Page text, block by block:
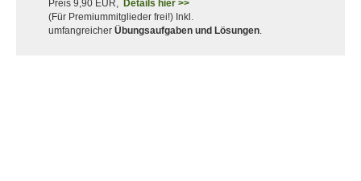
Preis 9,90 EUR, Details hier >>
(Für Premiummitglieder frei!) Inkl.
umfangreicher Übungsaufgaben und Lösungen.